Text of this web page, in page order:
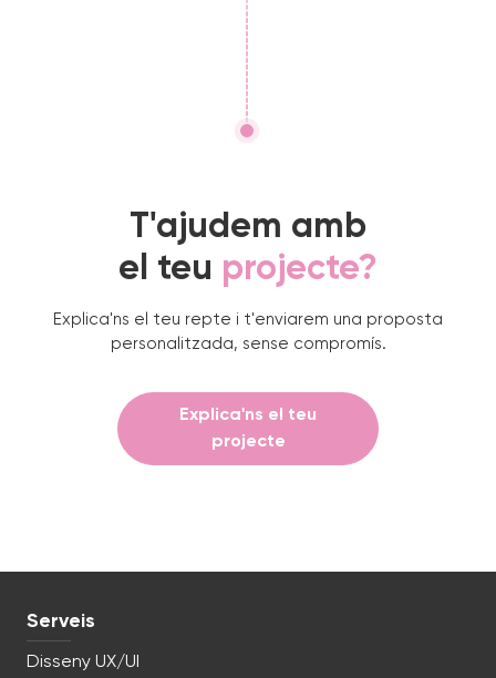
T'ajudem amb
el teu projecte?
Explica'ns el teu repte i t'enviarem una proposta
personalitzada, sense compromís.
Explica'ns el teu
projecte
Serveis
Disseny UX/UI